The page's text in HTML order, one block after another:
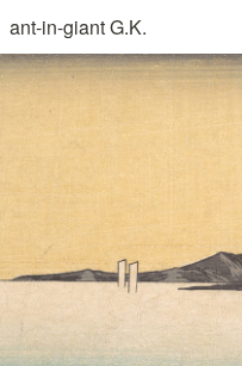
ant-in-giant G.K.